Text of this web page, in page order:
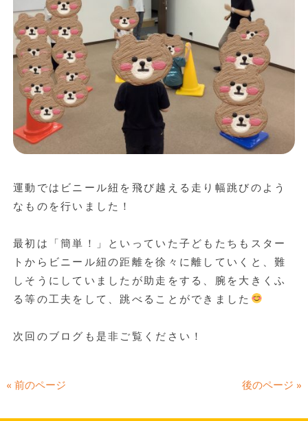
運動ではビニール紐を飛び越える走り幅跳びのよう
なものを行いました！
最初は「簡単！」といっていた子どもたちもスター
トからビニール紐の距離を徐々に離していくと、難
しそうにしていましたが助走をする、腕を大きくふ
る等の工夫をして、跳べることができました
次回のブログも是非ご覧ください！
« 前のページ 後のページ »